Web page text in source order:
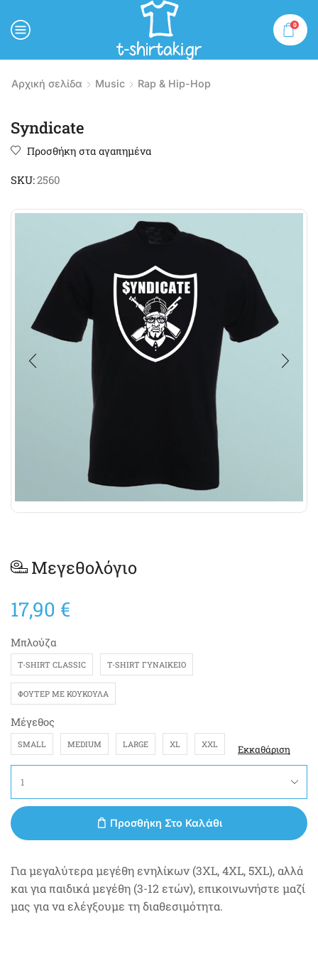
0
Αρχική σελίδα Music Rap & Hip-Hop
Syndicate
Προσθήκη στα αγαπημένα
SKU:2560
Μεγεθολόγιο
17,90 €
Μπλούζα
T-SHIRT CLASSIC T-SHIRT ΓΥΝΑΙΚΕΊΟ
ΦΟΎΤΕΡ ΜΕ ΚΟΥΚΟΎΛΑ
Μέγεθος
SMALL MEDIUM LARGE XL XXL Εκκαθάριση
Προσθήκη Στο Καλάθι
Για μεγαλύτερα μεγέθη ενηλίκων (3XL, 4XL, 5XL), αλλά
και για παιδικά μεγέθη (3-12 ετών), επικοινωνήστε μαζί
μας για να ελέγξουμε τη διαθεσιμότητα.